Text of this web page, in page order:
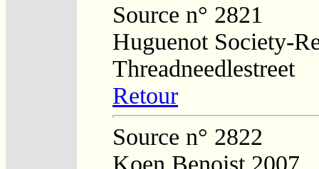
Source n° 2821
Huguenot Society-
Threadneedlestreet
Retour
Source n° 2822
Koen Benoist 2007